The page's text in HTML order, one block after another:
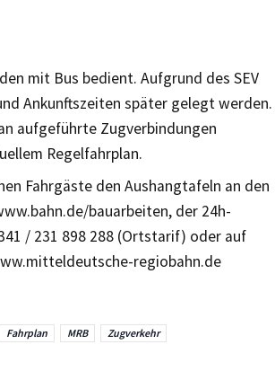
mit Bus bedient. Aufgrund des SEV
Ankunftszeiten später gelegt werden.
aufgeführte Zugverbindungen
Regelfahrplan.
Fahrgäste den Aushangtafeln an den
bauarbeiten, der 24h-
/ 231 898 288 (Ortstarif) oder auf
regiobahn.de
Fahrplan MRB Zugverkehr